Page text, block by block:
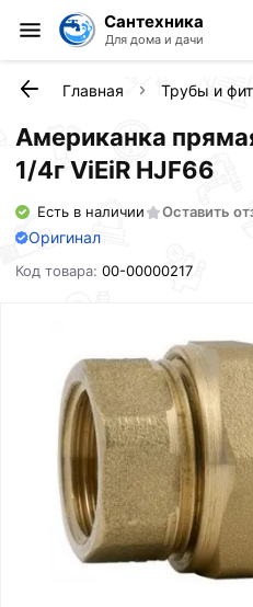
Сантехника
Для дома и дачи
Главная Трубы и
Американка
1/4г ViEiR HJF66
Есть в наличии Оставить
Оригинал
Код товара:00-00000217